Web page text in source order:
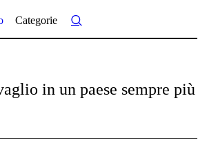
Categorie
in un paese sempre più